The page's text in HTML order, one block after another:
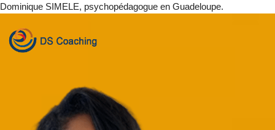
Dominique SIMELE, psychopédagogue en Guadeloupe.